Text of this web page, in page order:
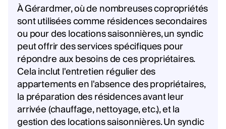
À Gérardmer, où de nombreuses copropriétés
sont utilisées comme résidences secondaires
ou pour des locations saisonnières, un syndic
peut offrir des services spécifiques pour
répondre aux besoins de ces propriétaires.
Cela inclut l'entretien régulier des
appartements en l'absence des propriétaires,
la préparation des résidences avant leur
arrivée (chauffage, nettoyage, etc.), et la
gestion des locations saisonnières. Un syndic